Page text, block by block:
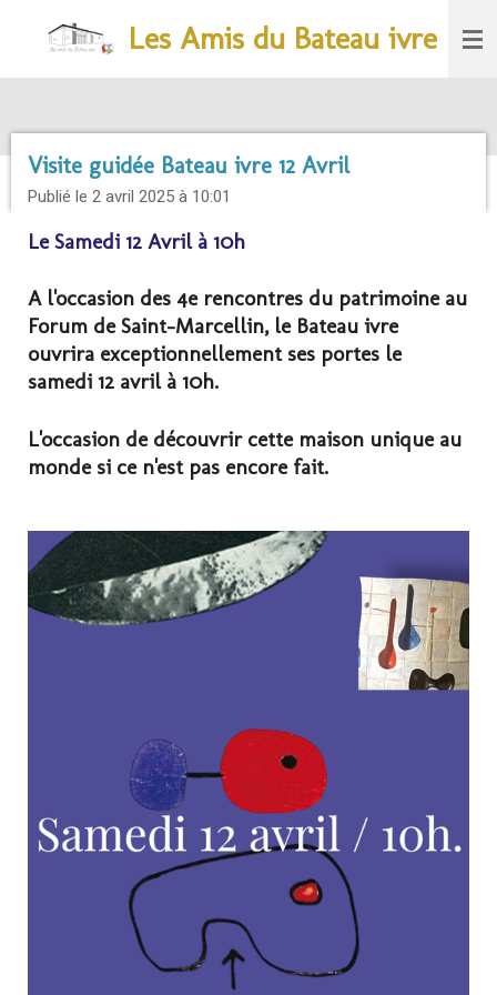
Passer
contenu
Les Amis du Bateau ivre
Visite guidée Bateau ivre 12 Avril
Publié le 2 avril 2025 à 10:01
Le Samedi 12 Avril à 10h
A l'occasion des 4e rencontres du patrimoine au
Forum de Saint-Marcellin, le Bateau ivre
ouvrira exceptionnellement ses portes le
samedi 12 avril à 10h.
L'occasion de découvrir cette maison unique au
monde si ce n'est pas encore fait.